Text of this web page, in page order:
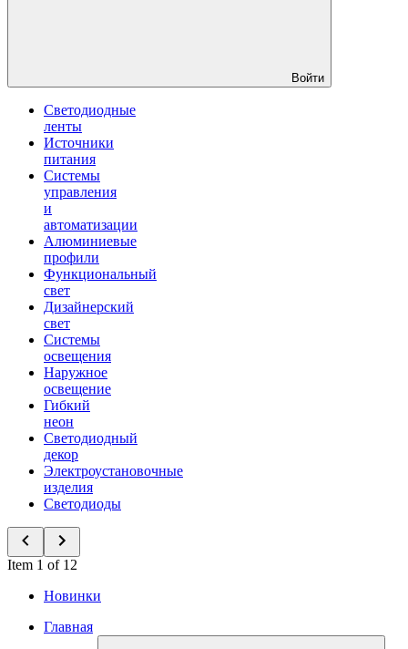
Войти
Светодиодные
ленты
Источники
питания
Системы
управления
и
автоматизации
Алюминиевые
профили
Функциональный
свет
Дизайнерский
свет
Системы
освещения
Наружное
освещение
Гибкий
неон
Светодиодный
декор
Электроустановочные
изделия
Светодиоды
Item 1 of 12
Новинки
Главная